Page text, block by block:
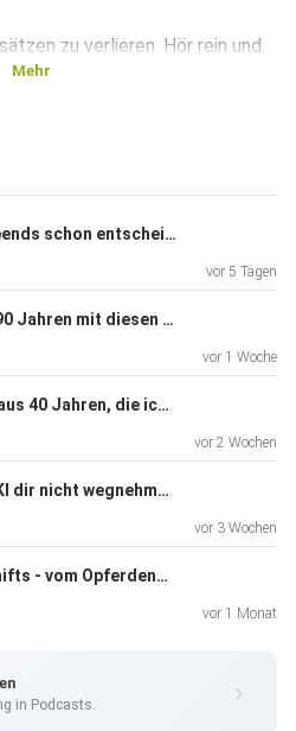
zu verlieren. Hör rein und
und -planung⁠⁠⁠
mir bei Instagram:
Mehr
240 - Warum du abends schon entscheiden solltest, was morgen zählt
vor 5 Tagen
239 - Gesund mit 90 Jahren mit diesen 9 Dingen
vor 1 Woche
238 - 7 Learnings aus 40 Jahren, die ich schmerzhaft lernen musste
vor 2 Wochen
237 - 7 Skills, die KI dir nicht wegnehmen kann
vor 3 Wochen
236 - 6 Mindset Shifts - vom Opferdenken zu echter Ownership
vor 1 Monat
in Podcasts.